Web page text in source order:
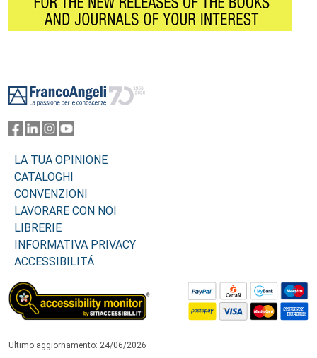
LA TUA OPINIONE
CATALOGHI
CONVENZIONI
LAVORARE CON NOI
LIBRERIE
INFORMATIVA PRIVACY
ACCESSIBILITÁ
Ultimo aggiornamento: 24/06/2026